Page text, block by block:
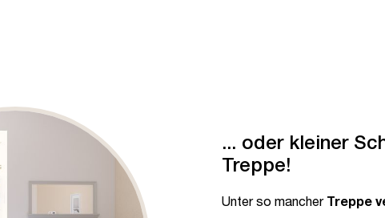
... oder kleiner
Treppe!
Unter so mancher Treppe